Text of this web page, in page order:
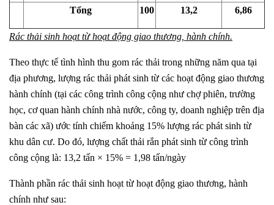
Tổng 100 13,2 6,86
Rác thải sinh hoạt từ hoạt động giao thương, hành chính.
Theo thực tế tình hình thu gom rác thải trong những năm qua tại
địa phương, lượng rác thải phát sinh từ các hoạt động giao thương
hành chính (tại các công trình công cộng như chợ phiên, trường
học, cơ quan hành chính nhà nước, công ty, doanh nghiệp trên địa
bàn các xã) ước tính chiếm khoảng 15% lượng rác phát sinh từ
khu dân cư. Do đó, lượng chất thải rắn phát sinh từ công trình
công cộng là: 13,2 tấn × 15% = 1,98 tấn/ngày
Thành phần rác thải sinh hoạt từ hoạt động giao thương, hành
chính như sau: